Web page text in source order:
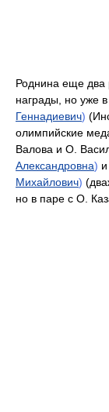
Роднина еще два
награды, но уже
Геннадиевич)
олимпийские
Валова и О.
Александровна)
Михайлович)
но в паре с О.